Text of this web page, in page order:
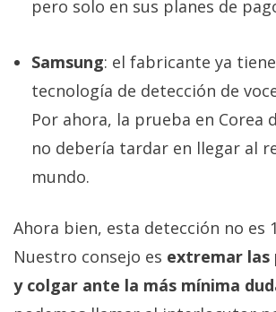
pero solo en sus planes de
Samsung: el fabricante ya
tecnología de detección de
Por ahora, la prueba en Corea
no debería tardar en llegar al
mundo.
Ahora bien, esta detección no es
Nuestro consejo es extremar las
y colgar ante la más mínima